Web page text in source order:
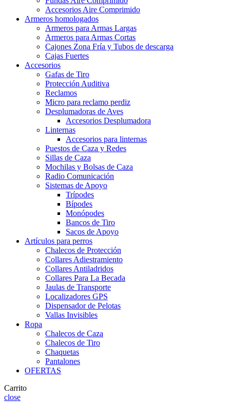
Accesorios Aire Comprimido
Armeros homologados
Armeros para Armas Largas
Armeros para Armas Cortas
Cajones Zona Fría y Tubos de descarga
Cajas Fuertes
Accesorios
Gafas de Tiro
Protección Auditiva
Reclamos
Micro para reclamo perdiz
Desplumadoras de Aves
Accesorios Desplumadora
Linternas
Accesorios para linternas
Puestos de Caza y Redes
Sillas de Caza
Mochilas y Bolsas de Caza
Radio Comunicación
Sistemas de Apoyo
Trípodes
Bípodes
Monópodes
Bancos de Tiro
Sacos de Apoyo
Artículos para perros
Chalecos de Protección
Collares Adiestramiento
Collares Antiladridos
Collares Para La Becada
Jaulas de Transporte
Localizadores GPS
Dispensador de Pelotas
Vallas Invisibles
Ropa
Chalecos de Caza
Chalecos de Tiro
Chaquetas
Pantalones
OFERTAS
Carrito
close